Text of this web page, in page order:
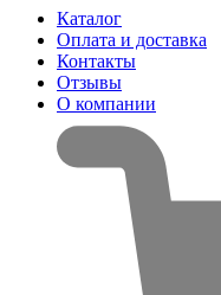
Каталог
Оплата и доставка
Контакты
Отзывы
О компании